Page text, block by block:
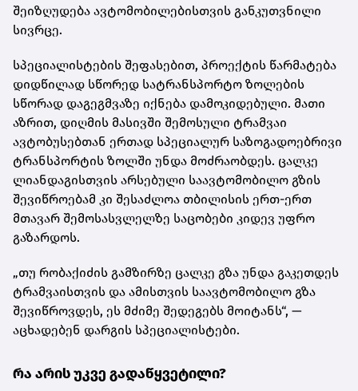
შეიზღუდება ავტომობილებისთვის განკუთვნილი
სივრცე.
სპეციალისტების შეფასებით, პროექტის წარმატება
დიდწილად სწორედ სატრანსპორტო ზოლების
სწორად დაგეგმვაზე იქნება დამოკიდებული. მათი
აზრით, დიღმის მასივში შემოსული ტრამვაი
ავტობუსებთან ერთად სპეციალურ საზოგადოებრივი
ტრანსპორტის ზოლში უნდა მოძრაობდეს. ცალკე
ლიანდაგისთვის არსებული საავტომობილო გზის
შევიწროებამ კი შესაძლოა თბილისის ერთ-ერთ
მთავარ შემოსასვლელზე საცობები კიდევ უფრო
გაზარდოს.
„თუ რობაქიძის გამზირზე ცალკე გზა უნდა გაკეთდეს
ტრამვაისთვის და ამისთვის საავტომობილო გზა
შევიწროვდეს, ეს მძიმე შედეგებს მოიტანს“, —
აცხადებენ დარგის სპეციალისტები.
რა არის უკვე გადაწყვეტილი?